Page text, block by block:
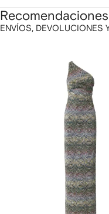
ENVÍOS, DEVOLUCIONES
Recomendaciones